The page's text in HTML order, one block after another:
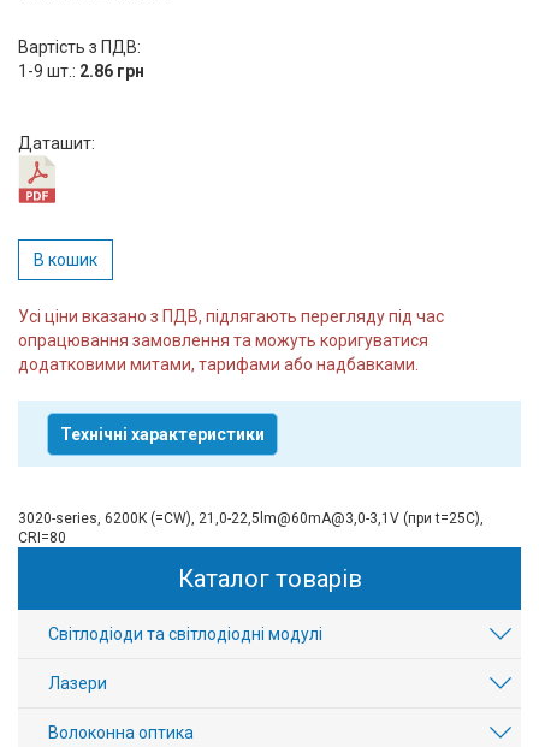
Доставка
Вартість з ПДВ:
1-9 шт.: 2.86 грн
Даташит:
В кошик
Усі ціни вказано з ПДВ, підлягають перегляду під час
опрацювання замовлення та можуть коригуватися
додатковими митами, тарифами або надбавками.
Технічні характеристики
3020-series, 6200K (=CW), 21,0-22,5lm@60mA@3,0-3,1V (при t=25C),
CRI=80
Каталог товарів
Світлодіоди та світлодіодні модулі
Лазери
Волоконна оптика